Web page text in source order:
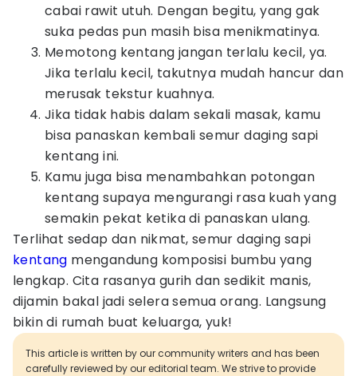
cabai rawit utuh. Dengan begitu, yang gak
suka pedas pun masih bisa menikmatinya.
Memotong kentang jangan terlalu kecil, ya.
Jika terlalu kecil, takutnya mudah hancur dan
merusak tekstur kuahnya.
Jika tidak habis dalam sekali masak, kamu
bisa panaskan kembali semur daging sapi
kentang ini.
Kamu juga bisa menambahkan potongan
kentang supaya mengurangi rasa kuah yang
semakin pekat ketika di panaskan ulang.
Terlihat sedap dan nikmat, semur daging sapi
kentang mengandung komposisi bumbu yang
lengkap. Cita rasanya gurih dan sedikit manis,
dijamin bakal jadi selera semua orang. Langsung
bikin di rumah buat keluarga, yuk!
This article is written by our community writers and has been
carefully reviewed by our editorial team. We strive to provide